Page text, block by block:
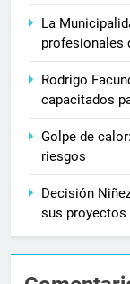
La
profesionales
Rodrigo
capacitados
Golpe de
riesgos
Decisión
sus proyectos